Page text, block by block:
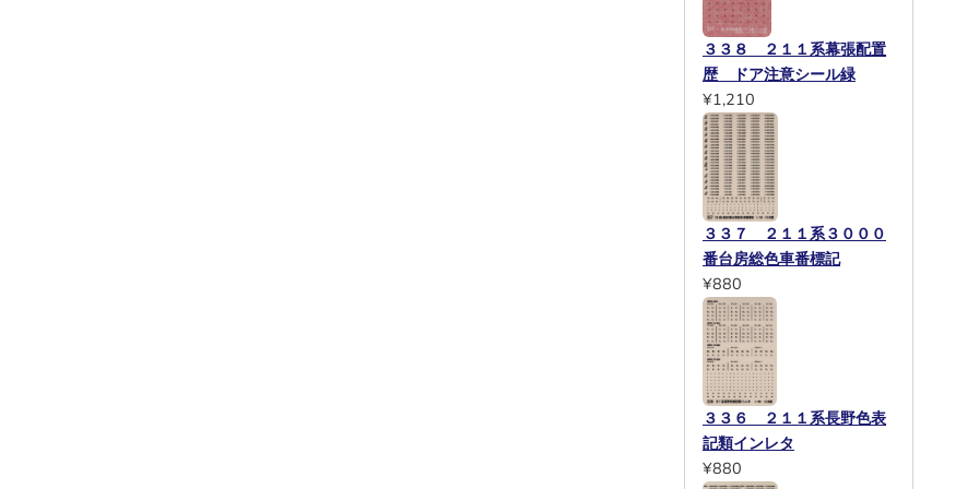
３３８ ２１１系幕張配置
歴 ドア注意シール緑
¥1,210
３３７ ２１１系３０００
番台房総色車番標記
¥880
３３６ ２１１系長野色表
記類インレタ
¥880